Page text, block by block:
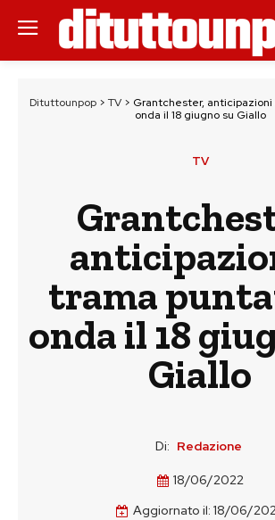
Dituttounpop > TV > Grantchester,
onda il 18 giugno su Giallo
TV
trama
onda il 18
Giallo
Di: Redazione
18/06/2022
Aggiornato il: 18/06/